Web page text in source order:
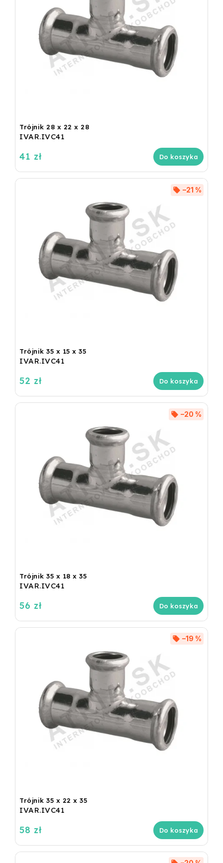
Trójnik 28 x 22 x 28
IVAR.IVC41
41 zł Do koszyka
Trójnik 35 x 15 x 35
IVAR.IVC41
–21 %
52 zł Do koszyka
Trójnik 35 x 18 x 35
IVAR.IVC41
–20 %
56 zł Do koszyka
Trójnik 35 x 22 x 35
IVAR.IVC41
–19 %
58 zł Do koszyka